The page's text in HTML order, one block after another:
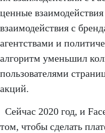
ценные
взаимодействия с
агентствами и
алгоритм уменьшил
пользователями
акций.
Сейчас 2020 год, и
том, чтобы сделать